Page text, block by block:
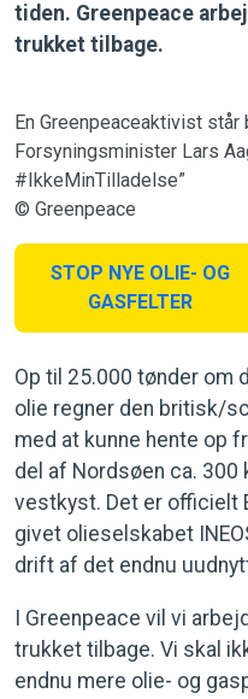
tiden. Greenpeace
trukket tilbage.
En Greenpeaceaktivist står
Forsyningsminister Lars
#IkkeMinTilladelse”
© Greenpeace
STOP NYE OLIE- OG
GASFELTER
Op til 25.000 tønder om
olie regner den britisk/
med at kunne hente op
del af Nordsøen ca.
vestkyst. Det er officielt
givet olieselskabet
drift af det endnu
I Greenpeace vil vi
trukket tilbage. Vi skal
endnu mere olie- og